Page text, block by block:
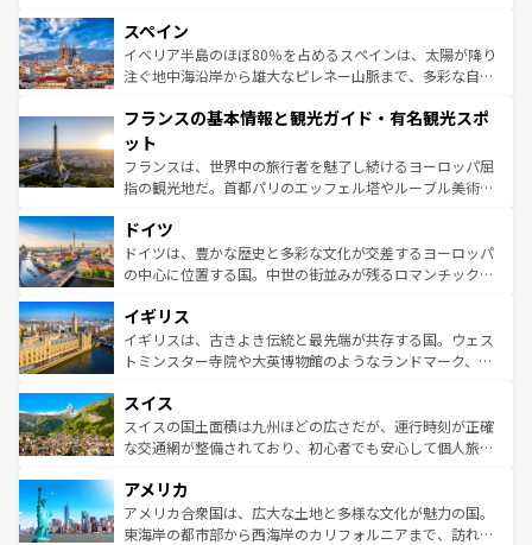
ろん、トスカーナの美しい田園風景やアマルフィ海岸の絶
景など、自然景観も見逃せない。観光の合間には、本場の
ピザやパスタなど、絶品のイタリア料理を堪能することも
ませてくれるイタリアで、忘れられない旅をしてみよう！
なお、新着のイタリア情報は
しい。
スペイン
イベリア半島のほぼ80％を占めるスペインは、太陽が降り
注ぐ地中海沿岸から雄大なピレネー山脈まで、多彩な自然
文化が根付くこの国では、情熱的なフラメンコ、熱気あふ
れる闘牛、そして美味しいタパスが生活の一部となってい
る。首都マドリードの洗練された雰囲気や、バルセロナの
アートに溢れた街角から、地方では古代ローマ遺跡や中世
せる。地方によって風土や気候が異なるスペインはその個
性で訪れる人を魅了する。 なお、新着のスペイン情報は コ
ンテンツ一覧を参照してほしい。
フランスの基本情報と観光ガイド・有名観光スポ
ット
フランスは、世界中の旅行者を魅了し続けるヨーロッパ屈
指の観光地だ。首都パリのエッフェル塔やルーブル美術館
で、幅広い魅力が詰まっている。華麗な宮殿、歴史的な大
聖堂、美しいビーチ、そして豊かな自然が、訪れる者を心
から魅了する。また、フランスは美食の国としても知ら
いる。シャンパンの発祥地であるランス、プロヴァンスの
香り高いラベンダー畑など、多彩な楽しみ方が可能だ。さ
らに、パリ以外の地域にも魅力が溢れており、どの街角に
れる地方に足を運ぶとそれぞれで全く異なる文化を体験で
きるだろう。 なお、新着のフランス情報はコンテンツ一覧
を参照してほしい。
ドイツ
ドイツは、豊かな歴史と多彩な文化が交差するヨーロッパ
の中心に位置する国。中世の街並みが残るロマンチック街
顔を持つこの国は、どこを歩いても飽きることがない。ベ
ルリンの文化的活気、バイエルン州のアルプスの絶景、そ
してライン川沿いのワイン畑といった風景は必見。ビール
は、お酒好きな人にはぜひ体験してほしい。 なお、新着の
ドイツ情報はコンテンツ一覧を参照してほしい。
イギリス
イギリスは、古きよき伝統と最先端が共存する国。ウェス
トミンスター寺院や大英博物館のようなランドマーク、歴
リアごとに異なる魅力がある。また、優雅なアフタヌーン
ティー、ビール好きにはたまらない英国パブ、サッカー観
戦など、本場だからこそできる体験も豊富。イギリスを旅
ンツ一覧を参照してほしい。
スイス
スイスの国土面積は九州ほどの広さだが、運行時刻が正確
な交通網が整備されており、初心者でも安心して個人旅行
の建物がそのまま残る町や、スイスならではのユニークな
博物館もあり、アルプス観光だけでなく町歩きも満喫する
ことができる。国民の所得が高いため物価も高いが、旅行
アメリカ
アメリカ合衆国は、広大な土地と多様な文化が魅力の国。
東海岸の都市部から西海岸のカリフォルニアまで、訪れる